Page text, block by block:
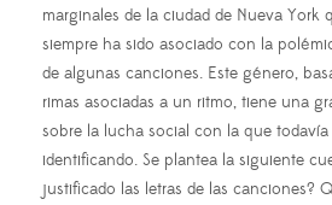
marginales de la ciudad de Nueva York
siempre ha sido asociado con la
de algunas canciones. Este género,
rimas asociadas a un ritmo, tiene una
sobre la lucha social con la que
identificando. Se plantea la siguiente
justificado las letras de las canciones?